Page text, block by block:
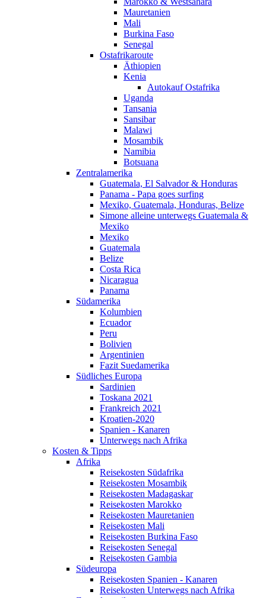
Mauretanien
Mali
Burkina Faso
Senegal
Ostafrikaroute
Äthiopien
Kenia
Autokauf Ostafrika
Uganda
Tansania
Sansibar
Malawi
Mosambik
Namibia
Botsuana
Zentralamerika
Guatemala, El Salvador & Honduras
Panama - Papa goes surfing
Mexiko, Guatemala, Honduras, Belize
Simone alleine unterwegs Guatemala &
Mexiko
Mexiko
Guatemala
Belize
Costa Rica
Nicaragua
Panama
Südamerika
Kolumbien
Ecuador
Peru
Bolivien
Argentinien
Fazit Suedamerika
Südliches Europa
Sardinien
Toskana 2021
Frankreich 2021
Kroatien-2020
Spanien - Kanaren
Unterwegs nach Afrika
Kosten & Tipps
Afrika
Reisekosten Südafrika
Reisekosten Mosambik
Reisekosten Madagaskar
Reisekosten Marokko
Reisekosten Mauretanien
Reisekosten Mali
Reisekosten Burkina Faso
Reisekosten Senegal
Reisekosten Gambia
Südeuropa
Reisekosten Spanien - Kanaren
Reisekosten Unterwegs nach Afrika